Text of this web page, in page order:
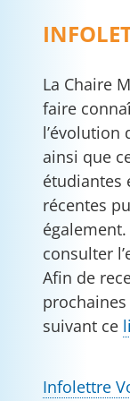
La Chaire
faire
l’évolution
ainsi que
étudiantes
récentes
consulter
Afin de
suivant ce
Infolettre